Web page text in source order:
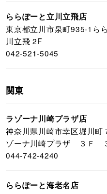
ららぽーと立川立飛店
東京都立川市泉町935-1ら
川立飛 2F
042-521-5045
関東
ラゾーナ川崎プラザ店
神奈川県川崎市幸区堀川町
ゾーナ川崎プラザ ３Ｆ
044-742-4240
ららぽーと海老名店